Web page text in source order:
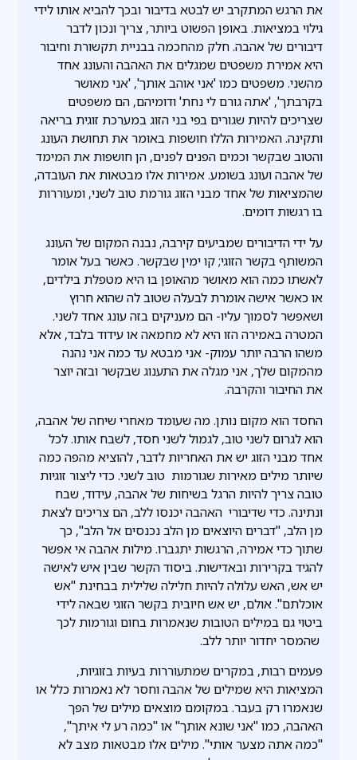
את הרגש המתקרב יש לבטא בדיבור ובכך להביא אותו לידי
גילוי במציאות. באופן הפשוט ביותר, צריך ונכון לדבר
דיבורים של אהבה. חלק מהחכמה בבניית תקשורת וחיבור
היא אמירת משפטים שמגלים את האהבה והעונג אחד
מהשני. משפטים כמו 'אני אוהב אותך', 'אני מאושר
בקרבתך', 'אתה גורם לי נחת' ודומיהם, הם משפטים
שצריכים להיות שגורים בפי בני הזוג במערכת זוגית בריאה
ותקינה. האמירות הללו חושפות באומר את תחושת העונג
והטוב שבקשר וכמים הפנים לפנים, הן חושפות את המימד
של אהבה ועונג בשומע. אמירות אלו מבטאות את העובדה,
שהמציאות של אחד מבני הזוג גורמת טוב לשני, ומעוררות
בו רגשות דומים.
על ידי הדיבורים שמביעים קירבה, נבנה המקום של העונג
המשותף בקשר הזוגי; קו ימין שבקשר. כאשר בעל אומר
לאשתו כמה הוא מאושר מהאופן בו היא מטפלת בילדים,
או כאשר אישה אומרת לבעלה שטוב לה שהוא חרוץ
ושאפשר לסמוך עליו- הם מעניקים בזה עונג אחד לשני.
המטרה באמירה הזו היא לא מחמאה או עידוד בלבד, אלא
משהו הרבה יותר עמוק- אני מבטא עד כמה אני נהנה
מהמקום שלך, אני מגלה את התענוג שבקשר ובזה יוצר
את החיבור והקרבה.
החסד הוא מקום נותן. מה שעומד מאחרי שיחה של אהבה,
הוא לגרום לשני טוב, לגמול לשני חסד, לשבח אותו. לכל
אחד מבני הזוג יש את האחריות לדבר, להוציא מהפה כמה
שיותר מילים מאירות שגורמות טוב לשני. כדי ליצור זוגיות
טובה צריך להיות הרגל בשיחות של אהבה, עידוד, שבח
ונתינה. כדי שדיבורי האהבה יכנסו ללב, הם צריכים לצאת
מן הלב, "דברים היוצאים מן הלב נכנסים אל הלב", כך
שתוך כדי אמירה, הרגשות יתגברו. מילות אהבה אי אפשר
להגיד בקרירות ובאדישות. ביסוד הקשר שבין איש לאישה
יש אש, האש עלולה להיות חלילה שלילית בבחינת "אש
אוכלתם". אולם, יש אש חיובית בקשר הזוגי שבאה לידי
ביטוי גם במילים הטובות שנאמרות בחום וגורמות לכך
שהמסר יחדור יותר ללב.
פעמים רבות, במקרים שמתעוררות בעיות בזוגיות,
המציאות היא שמילים של אהבה וחסר לא נאמרות כלל או
שנאמרו רק בעבר. במקומם מוצאים מילים של הפך
האהבה, כמו "אני שונא אותך" או "כמה רע לי איתך",
"כמה אתה מצער אותי". מילים אלו מבטאות מצב לא